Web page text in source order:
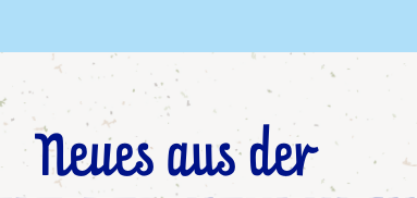
Neues aus der